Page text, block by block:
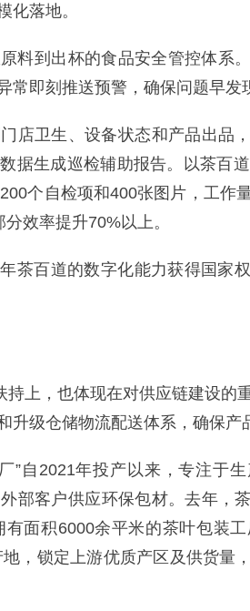
化落地。
料到出杯的食品安全管控体系
即刻推送预警，确保问题早发
店卫生、设备状态和产品出品
据生成巡检辅助报告。以茶百
个自检项和400张图片，工作
效率提升70%以上。
茶百道的数字化能力获得国家
持上，也体现在对供应链建设的
级仓储物流配送体系，确保产
”自2021年投产以来，专注于
部客户供应环保包材。去年，
面积6000余平米的茶叶包装
，锁定上游优质产区及供货量